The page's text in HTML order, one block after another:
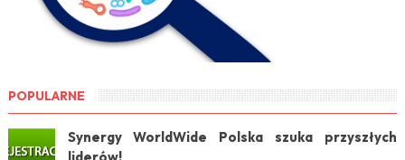
POPULARNE
Synergy WorldWide Polska szuka przyszłych